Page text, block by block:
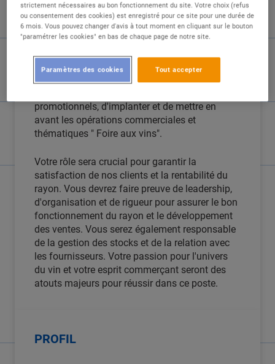
Vous serez chargé(e) de manager une équipe
de 5 personnes, d'effectuer les achats de
marchandises, de mettre en rayon, d'assurer la
ruptures, de posséder et de maîtriser
l'assortiment et les gammes de produits. Vous
promotionnels, d'implanter et de mettre en
avant les opérations commerciales et
thématiques " Foire aux vins".
Votre rôle sera crucial pour garantir la
satisfaction de nos clients et la rentabilité du
rayon. Vous devrez faire preuve de leadership,
d'organisation et de rigueur pour assurer le bon
fonctionnement du rayon et le développement
des ventes. Vous serez également responsable
de la gestion des stocks et de la relation avec
les fournisseurs. Votre passion pour l'univers
du vin et votre esprit commerçant seront des
atouts majeurs pour réussir dans ce poste.
PROFIL
strictement nécessaires au bon fonctionnement du site. Votre choix (refus
ou consentement des cookies) est enregistré pour ce site pour une durée de
6 mois. Vous pouvez changer d'avis à tout moment en cliquant sur le bouton
"paramétrer les cookies" en bas de chaque page de notre site.
Tout accepter
Paramètres des cookies